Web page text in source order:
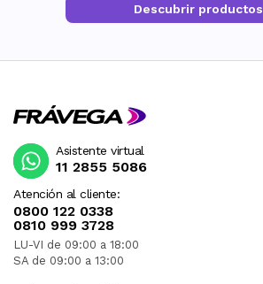
Descubrir productos
Atención al cliente:
0800 122 0338
0810 999 3728
LU-VI de 09:00 a 18:00
SA de 09:00 a 13:00
Asistente virtual
11 2855 5086